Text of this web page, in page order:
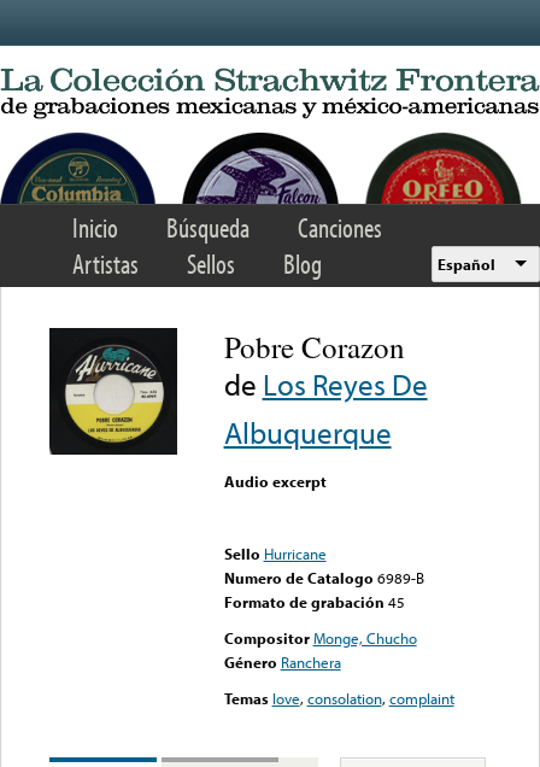
Inicio Búsqueda
Canciones
Artistas
Sellos Blog Español
Pobre Corazon
de Los Reyes De
Albuquerque
Audio excerpt
Sello Hurricane
Numero de Catalogo 6989-B
Formato de grabación 45
Compositor Monge, Chucho
Género Ranchera
Temas love,consolation,complaint